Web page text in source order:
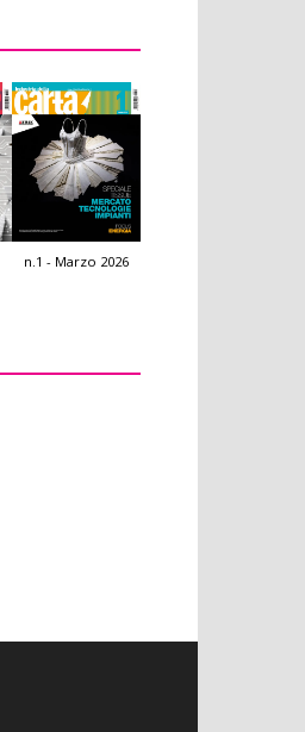
n.1 - Marzo 2026